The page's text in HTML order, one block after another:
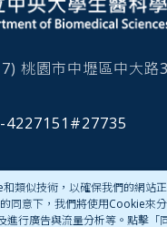
桃園市中壢區中大路
4227151#27735
聯絡我們
類似技術，以確保我們的網站
同意下，我們將使用Cookie來
進行廣告與流量分析等。點擊「